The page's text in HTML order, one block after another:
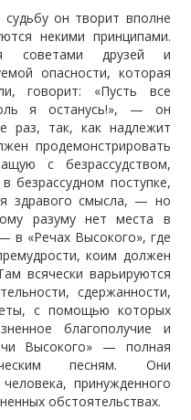
он творит вполне
некими принципами.
советами друзей и
опасности, которая
говорит: «Пусть все
я останусь!», — он
раз, так, как надлежит
продемонстрировать
с безрассудством,
безрассудном поступке,
здравого смысла, — но
разуму нет места в
в «Речах Высокого», где
коим должен
всячески варьируются
сдержанности,
с помощью которых
благополучие и
Высокого» — полная
песням. Они
принужденного
обстоятельствах.